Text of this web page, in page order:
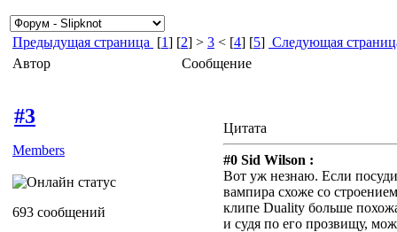
Предыдущая страница [1] [2] > 3 < [4] [5] Следующая
Автор
Сообщение
#3
Members
693 сообщений
Цитата
#0 Sid Wilson :
Вот уж незнаю. Если
вампира схоже со
клипе Duality больше
и судя по его прозвищу,